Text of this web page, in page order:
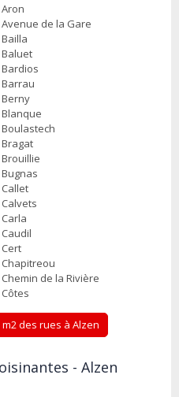
Aron
Avenue de la Gare
Bailla
Baluet
Bardios
Barrau
Berny
Blanque
Boulastech
Bragat
Brouillie
Bugnas
Callet
Calvets
Carla
Caudil
Cert
Chapitreou
Chemin de la Rivière
Côtes
des rues à Alzen
- Alzen